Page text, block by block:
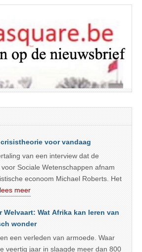
voor vandaag
van een interview dat de
Sociale Wetenschappen afnam
econoom Michael Roberts. Het
meer
Welvaart: Wat Afrika kan leren van
wonder
een verleden van armoede. Waar
veertig jaar in slaagde meer dan 800